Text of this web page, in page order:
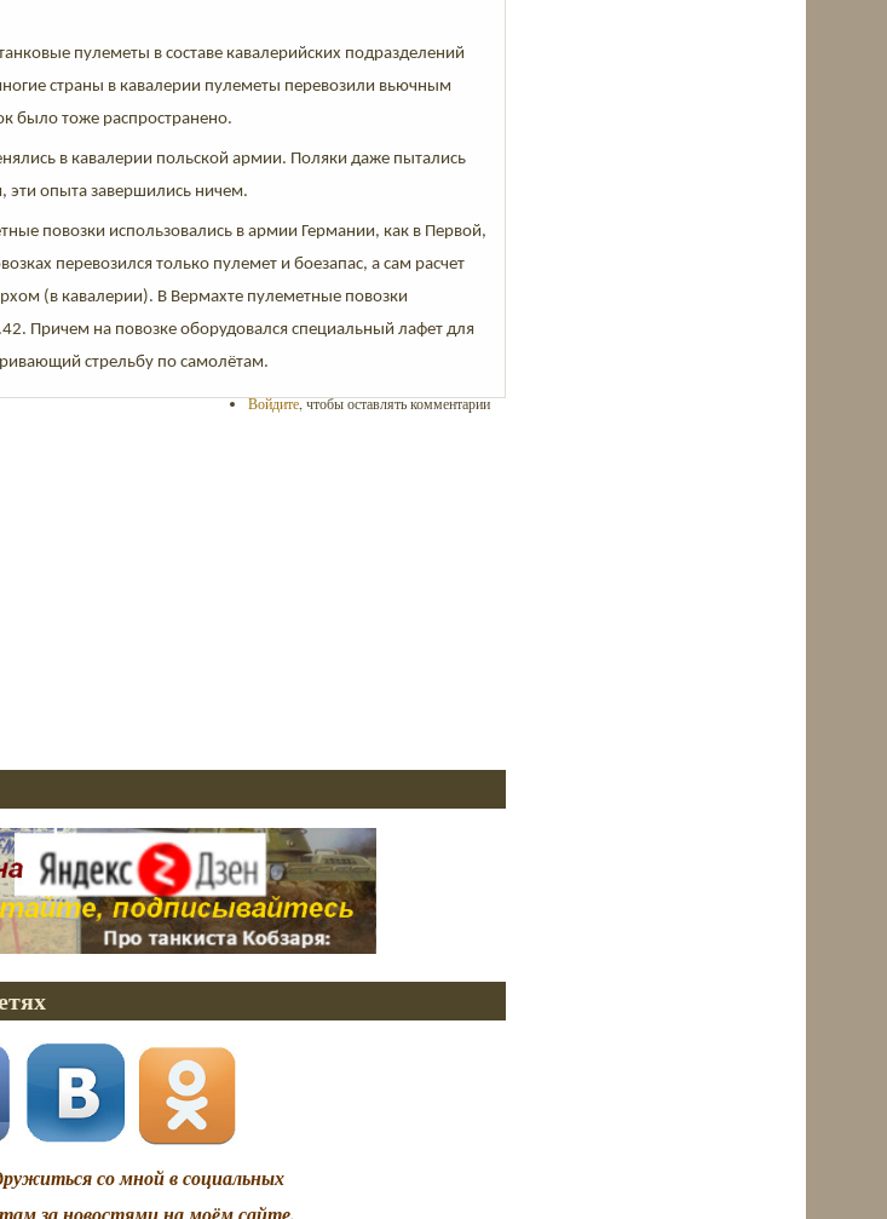
пулеметы в составе кавалерийских подразделений
страны в кавалерии пулеметы перевозили вьючным
было тоже распространено.
в кавалерии польской армии. Поляки даже пытались
эти опыта завершились ничем.
повозки использовались в армии Германии, как в Первой,
перевозился только пулемет и боезапас, а сам расчет
(в кавалерии). В Вермахте пулеметные повозки
Причем на повозке оборудовался специальный лафет для
стрельбу по самолётам.
Войдите, чтобы оставлять комментарии
со мной в социальных